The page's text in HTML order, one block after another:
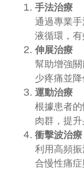
手法治療
通過專業
液循環，有
伸展治療
幫助增強
少疼痛並降
運動治療
根據患者
肉群，提升
衝擊波治療
利用高頻
合慢性痛症